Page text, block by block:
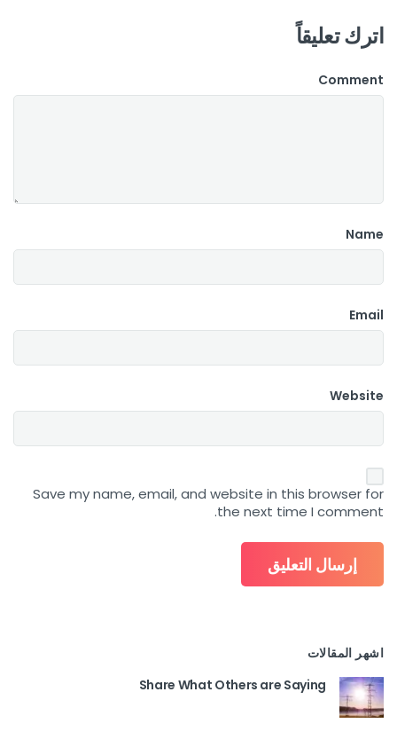
اترك تعليقاً
Comment
Name
Email
Website
Save my name, email, and website in this browser for
the next time I comment.
اشهر المقالات
Share What Others are Saying